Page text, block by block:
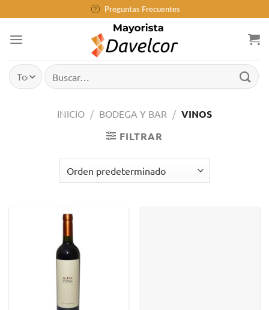
al
contenido
Preguntas Frecuentes
Buscar
por:
INICIO / BODEGA Y BAR / VINOS
FILTRAR